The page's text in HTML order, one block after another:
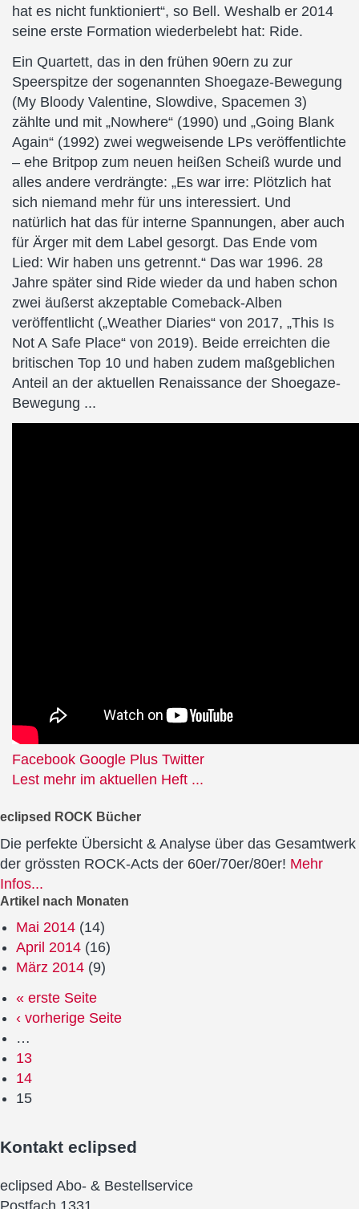
hat es nicht funktioniert“, so Bell. Weshalb er 2014
seine erste Formation wiederbelebt hat: Ride.
Ein Quartett, das in den frühen 90ern zu zur
Speerspitze der sogenannten Shoegaze-Bewegung
(My Bloody Valentine, Slowdive, Spacemen 3)
zählte und mit „Nowhere“ (1990) und „Going Blank
Again“ (1992) zwei wegweisende LPs veröffentlichte
– ehe Britpop zum neuen heißen Scheiß wurde und
alles andere verdrängte: „Es war irre: Plötzlich hat
sich niemand mehr für uns interessiert. Und
natürlich hat das für interne Spannungen, aber auch
für Ärger mit dem Label gesorgt. Das Ende vom
Lied: Wir haben uns getrennt.“ Das war 1996. 28
Jahre später sind Ride wieder da und haben schon
zwei äußerst akzeptable Comeback-Alben
veröffentlicht („Weather Diaries“ von 2017, „This Is
Not A Safe Place“ von 2019). Beide erreichten die
britischen Top 10 und haben zudem maßgeblichen
Anteil an der aktuellen Renaissance der Shoegaze-
Bewegung ...
Facebook Google Plus Twitter
Lest mehr im aktuellen Heft ...
eclipsed ROCK Bücher
Die perfekte Übersicht & Analyse über das Gesamtwerk
der grössten ROCK-Acts der 60er/70er/80er! Mehr
Infos...
Artikel nach Monaten
Mai 2014 (14)
April 2014 (16)
März 2014 (9)
« erste Seite
‹ vorherige Seite
…
13
14
15
Kontakt eclipsed
eclipsed Abo- & Bestellservice